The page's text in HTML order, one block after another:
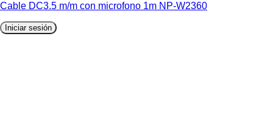
Cable DC3.5 m/m con microfono 1m NP-W2360
Iniciar sesión